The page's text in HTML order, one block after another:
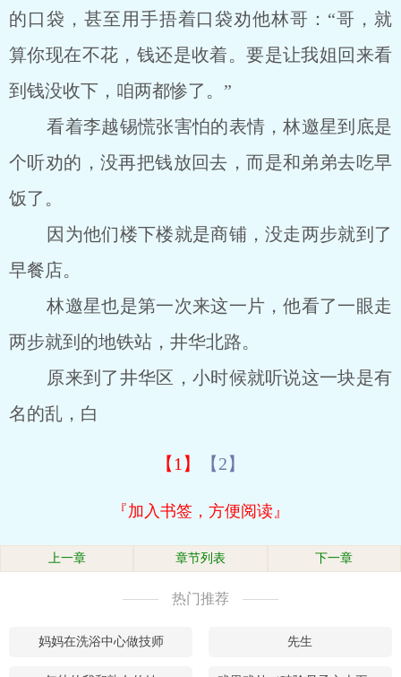
的口袋，甚至用手捂着口袋劝他林哥：“哥，就
算你现在不花，钱还是收着。要是让我姐回来看
到钱没收下，咱两都惨了。”
看着李越锡慌张害怕的表情，林邀星到底是
个听劝的，没再把钱放回去，而是和弟弟去吃早
饭了。
因为他们楼下楼就是商铺，没走两步就到了
早餐店。
林邀星也是第一次来这一片，他看了一眼走
两步就到的地铁站，井华北路。
原来到了井华区，小时候就听说这一块是有
名的乱，白
【1】 【2】
『加入书签，方便阅读』
上一章 章节列表 下一章
热门推荐
妈妈在洗浴中心做技师 先生